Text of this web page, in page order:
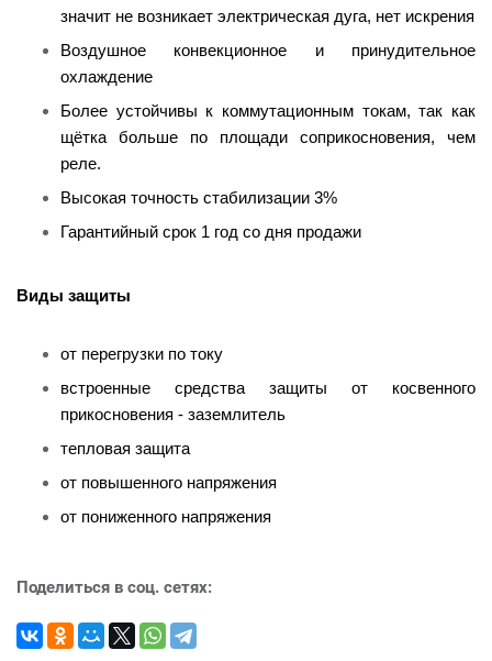
значит не возникает электрическая дуга, нет искрения
Воздушное конвекционное и принудительное
охлаждение
Более устойчивы к коммутационным токам, так как
щётка больше по площади соприкосновения, чем
реле.
Высокая точность стабилизации 3%
Гарантийный срок 1 год со дня продажи
Виды защиты
от перегрузки по току
встроенные средства защиты от косвенного
прикосновения - заземлитель
тепловая защита
от повышенного напряжения
от пониженного напряжения
Поделиться в соц. сетях: